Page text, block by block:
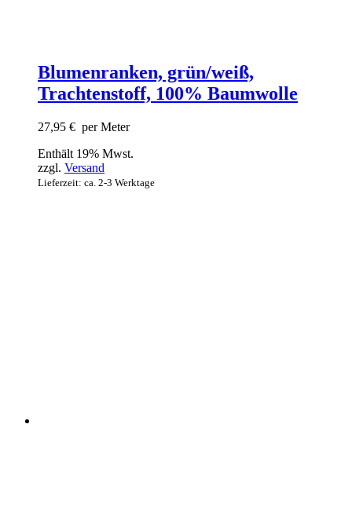
Blumenranken, grün/weiß,
Trachtenstoff, 100% Baumwolle
27,95 € per Meter
Enthält 19% Mwst.
zzgl. Versand
Lieferzeit: ca. 2-3 Werktage